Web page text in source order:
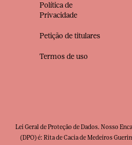
Política de
Privacidade
Petição de titulares
Termos de uso
Lei Geral de Proteção de Dados. Nosso
(DPO) é: Rita de Cacia de Medeiros